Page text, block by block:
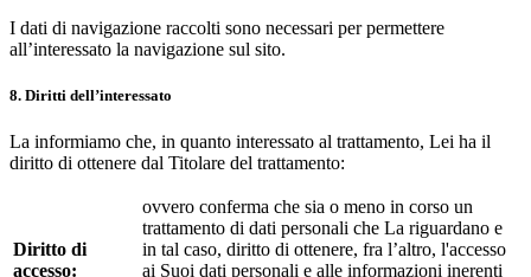
I dati di navigazione raccolti sono necessari per permettere
all’interessato la navigazione sul sito.
8. Diritti dell’interessato
La informiamo che, in quanto interessato al trattamento, Lei ha il
diritto di ottenere dal Titolare del trattamento:
Diritto di
accesso:
ovvero conferma che sia o meno in corso un
trattamento di dati personali che La riguardano e
in tal caso, diritto di ottenere, fra l’altro, l'accesso
ai Suoi dati personali e alle informazioni inerenti